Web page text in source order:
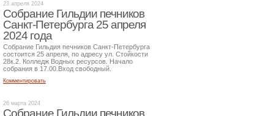
23 апреля 2024
Собрание Гильдии печников
Санкт-Петербурга 25 апреля
2024 года
Собрание Гильдия печников Санкт-Петербурга
состоится 25 апреля, по адресу ул. Стойкости
28к.2. Колледж Водных ресурсов. Начало
собрания в 17.00.Вход свободный.
Комментировать
26 марта 2024
Собрание Гильдии печников